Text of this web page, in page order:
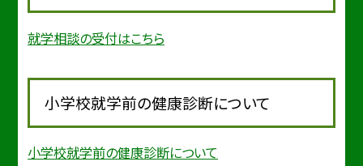
就学相談の受付はこちら
小学校就学前の健康診断について
小学校就学前の健康診断について